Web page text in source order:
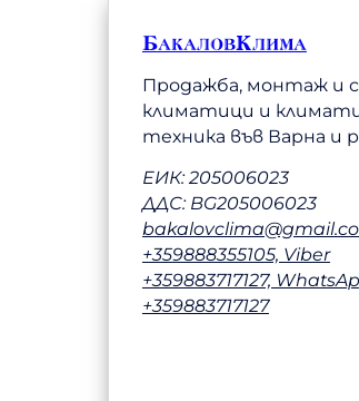
БакаловКлима
Продажба, монтаж и
климатици и
техника във Варна и
ЕИК: 205006023
ДДС: BG205006023
+359888355105, Viber
+359883717127,
+359883717127